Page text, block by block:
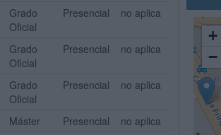
Grado
Oficial
Presencial no aplica
Grado
Oficial
Presencial no aplica
Grado
Oficial
Presencial no aplica
Máster Presencial
no aplica
+
−